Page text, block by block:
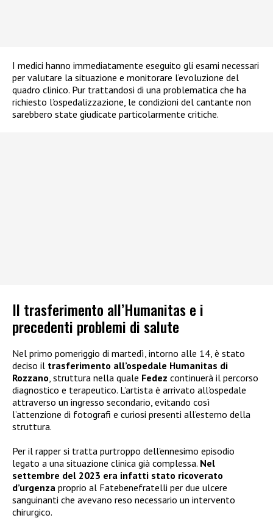
I medici hanno immediatamente eseguito gli esami necessari
per valutare la situazione e monitorare l’evoluzione del
quadro clinico. Pur trattandosi di una problematica che ha
richiesto l’ospedalizzazione, le condizioni del cantante non
sarebbero state giudicate particolarmente critiche.
Il trasferimento all’Humanitas e i
precedenti problemi di salute
Nel primo pomeriggio di martedì, intorno alle 14, è stato
deciso il trasferimento all’ospedale Humanitas di
Rozzano , struttura nella quale Fedez continuerà il percorso
diagnostico e terapeutico. L’artista è arrivato all’ospedale
attraverso un ingresso secondario, evitando così
l’attenzione di fotografi e curiosi presenti all’esterno della
struttura.
Per il rapper si tratta purtroppo dell’ennesimo episodio
legato a una situazione clinica già complessa. Nel
settembre del 2023 era infatti stato ricoverato
d’urgenza proprio al Fatebenefratelli per due ulcere
sanguinanti che avevano reso necessario un intervento
chirurgico.